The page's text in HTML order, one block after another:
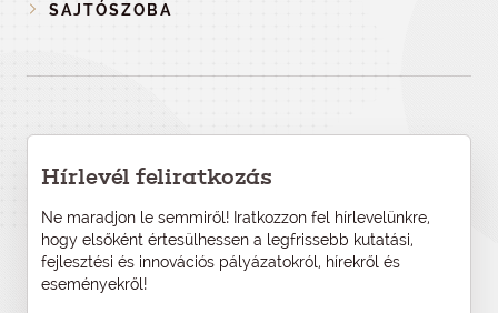
SAJTÓSZOBA
Hírlevél feliratkozás
Ne maradjon le semmiről! Iratkozzon fel hírlevelünkre,
hogy elsőként értesülhessen a legfrissebb kutatási,
fejlesztési és innovációs pályázatokról, hírekről és
eseményekről!